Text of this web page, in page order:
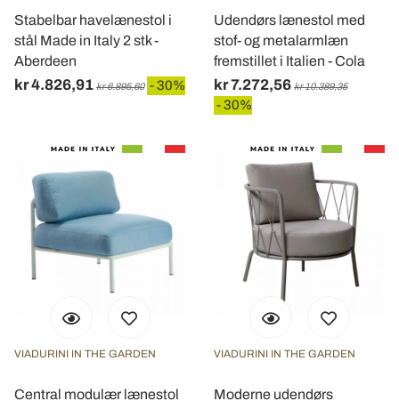
Stabelbar havelænestol i
stål Made in Italy 2 stk -
Aberdeen
kr 4.826,91 kr 6.895,60 - 30%
Udendørs lænestol med
stof- og metalarmlæn
fremstillet i Italien - Cola
kr 7.272,56 kr 10.389,35
- 30%
VIADURINI IN THE GARDEN
Central modulær lænestol
VIADURINI IN THE GARDEN
Moderne udendørs